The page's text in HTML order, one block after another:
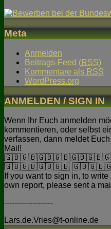
Meta
Anmelden
Beitrags-Feed (RSS)
Kommentare als RSS
WordPress.org
ANMELDEN / SIGN IN
Wenn Ihr Euch anmelden
kommentieren, oder selbst
verfassen, dann meldet
Mail!
🇬🇧🇬🇧🇬🇧🇬🇧
If you want to sign in, to
own report, please sent a
-------------------
Lars.de.Vries@t-online.de